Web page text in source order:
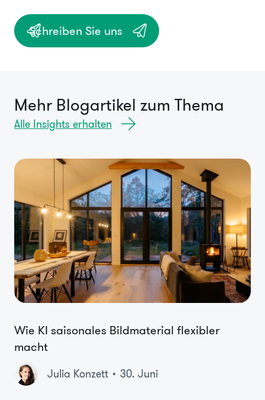
Schreiben Sie uns
Mehr Blogartikel zum Thema
Alle Insights erhalten
Wie KI saisonales Bildmaterial flexibler
macht
Julia Konzett 30. Juni